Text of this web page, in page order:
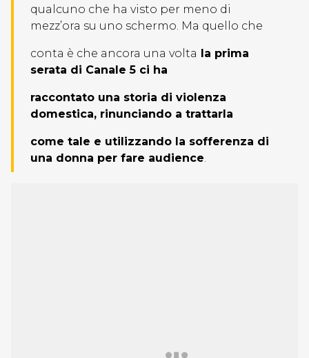
qualcuno che ha visto per meno di
mezz’ora su uno schermo. Ma quello che
conta è che ancora una volta la prima
serata di Canale 5 ci ha
raccontato una storia di violenza
domestica, rinunciando a trattarla
come tale e utilizzando la sofferenza di
una donna per fare audience.